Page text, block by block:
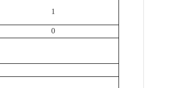
1
0